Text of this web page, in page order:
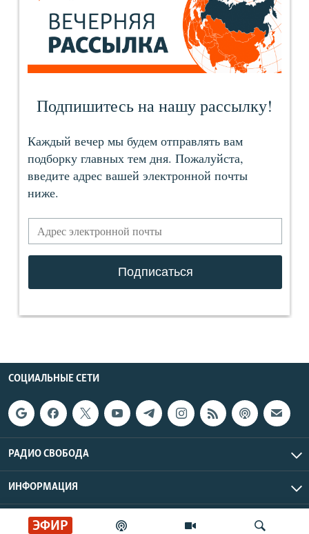
ЭФИР
СОЦИАЛЬНЫЕ СЕТИ
РАДИО СВОБОДА
ИНФОРМАЦИЯ
Радио Свобода © 2026 RFE/RL, Inc. | Все права защищены.